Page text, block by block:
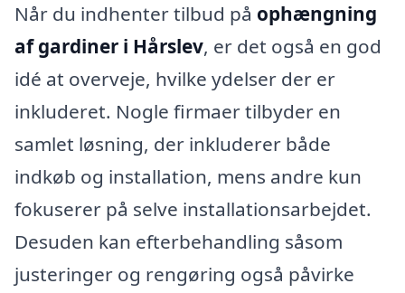
Når du indhenter tilbud på ophængning
af gardiner i Hårslev, er det også en god
idé at overveje, hvilke ydelser der er
inkluderet. Nogle firmaer tilbyder en
samlet løsning, der inkluderer både
indkøb og installation, mens andre kun
fokuserer på selve installationsarbejdet.
Desuden kan efterbehandling såsom
justeringer og rengøring også påvirke